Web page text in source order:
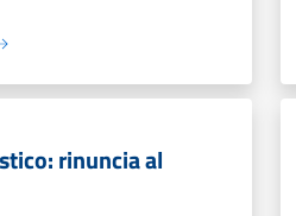
rinuncia al